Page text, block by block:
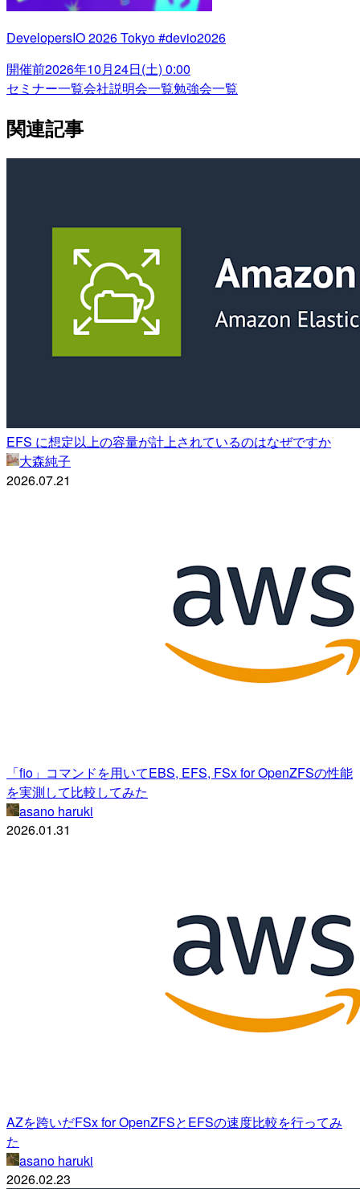
DevelopersIO 2026 Tokyo #devio2026
開催前2026年10月24日(土) 0:00
セミナー一覧会社説明会一覧勉強会一覧
関連記事
EFS に想定以上の容量が計上されているのはなぜですか
大森純子
2026.07.21
「fio」コマンドを用いてEBS, EFS, FSx for OpenZFSの性能
を実測して比較してみた
asano haruki
2026.01.31
AZを跨いだFSx for OpenZFSとEFSの速度比較を行ってみ
た
asano haruki
2026.02.23